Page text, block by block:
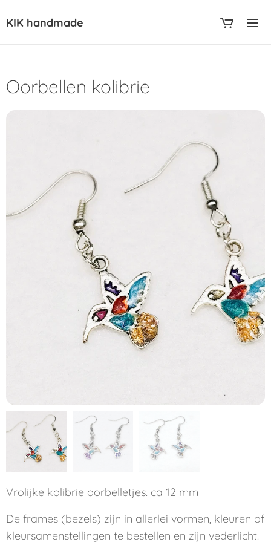
KIK handmade
Oorbellen kolibrie
Vrolijke kolibrie oorbelletjes. ca 12 mm
De frames (bezels) zijn in allerlei vormen, kleuren of
kleursamenstellingen te bestellen en zijn vederlicht.